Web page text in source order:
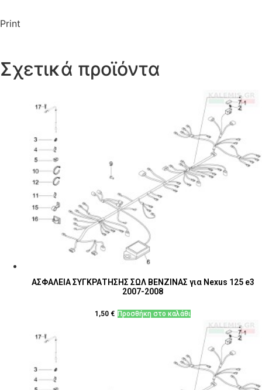
Print
Σχετικά προϊόντα
ΑΣΦΑΛΕΙΑ ΣΥΓΚΡΑΤΗΣΗΣ ΣΩΛ ΒΕΝΖΙΝΑΣ για Nexus 125 e3
2007-2008
1,50 € Προσθήκη στο καλάθι